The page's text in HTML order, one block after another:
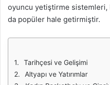
oyuncu yetiştirme
da popüler hale getirmiştir.
Tarihçesi ve Gelişimi
Altyapı ve Yatırımlar